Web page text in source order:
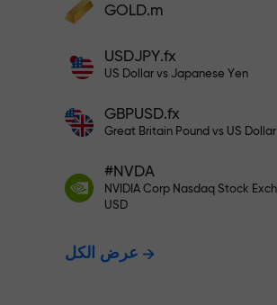
ليس خطأً مطبعياً. كلما
أرباحك
تصل إلى 1000 ضعف - أكبر
GOLD.m
USDJPY.fx
US Dollar vs Japanese Yen
GBPUSD.fx
Great Britain Pound vs US Dollar
#NVDA
NVIDIA Corp Nasdaq Stock
USD
عرض الكل